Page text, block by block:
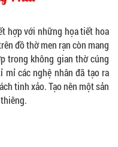
hợp với những họa tiết hoa
đồ thờ men rạn còn mang
trong không gian thờ cúng
mỉ các nghệ nhân đã tạo ra
tinh xảo. Tạo nên một sản